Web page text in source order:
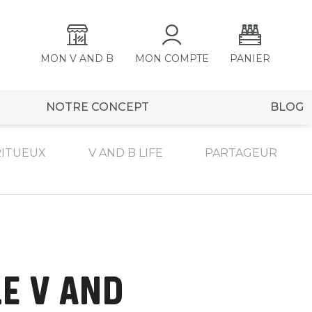
MON V AND B MON COMPTE PANIER
NOTRE CONCEPT BLOG
V AND B LIFE PARTAGEUR
V AND